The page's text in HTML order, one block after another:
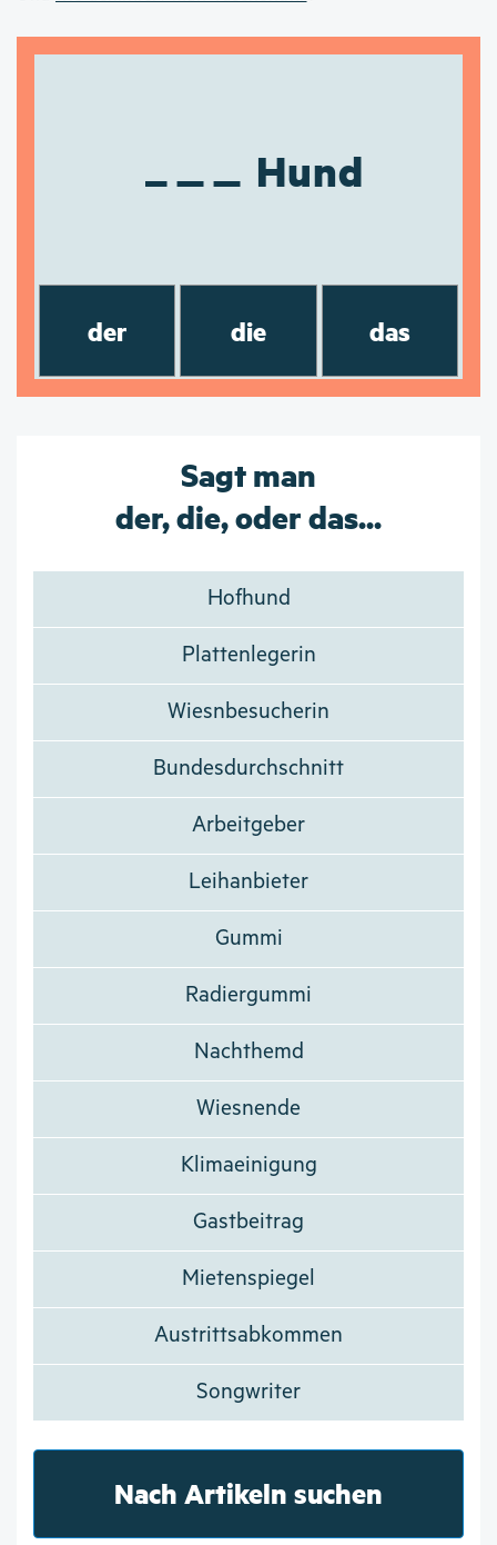
Hund
der die das
Sagt man
der, die, oder das...
Hofhund
Plattenlegerin
Wiesnbesucherin
Bundesdurchschnitt
Arbeitgeber
Leihanbieter
Gummi
Radiergummi
Nachthemd
Wiesnende
Klimaeinigung
Gastbeitrag
Mietenspiegel
Austrittsabkommen
Songwriter
Nach Artikeln suchen